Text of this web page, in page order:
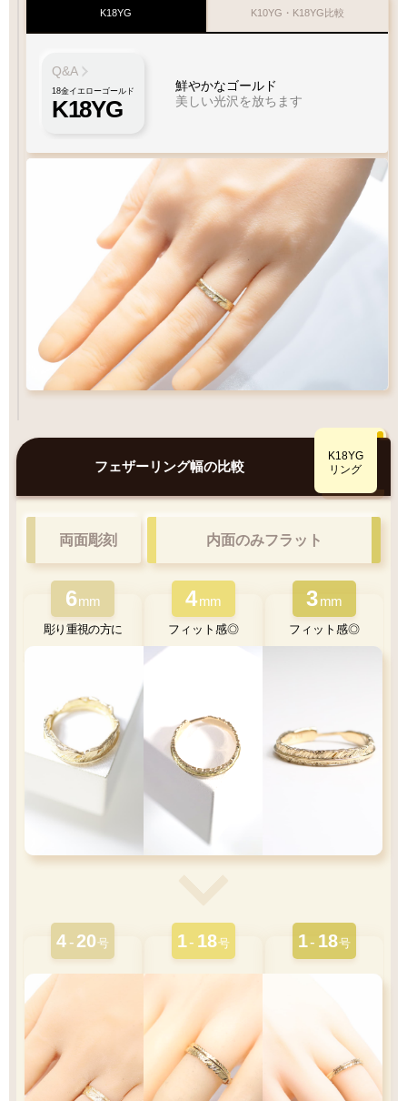
K18YG
Q&A
18金イエローゴールド
K18YG
鮮やかなゴールド
美しい光沢を放ちます
K10YG・K18YG比較
比較
鮮やかで美しい光沢
肌なじみ◎優しい色味
軽量
カジュアル
フェザーリング幅の比較
K18YG
リング
両面彫刻 内面のみフラット
6mm
彫り重視の方に
4mm
フィット感◎
3mm
フィット感◎
4 -20号 1- 18号 1- 18号